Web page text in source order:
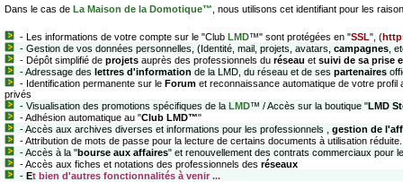
Dans le cas de La Maison de la Domotique™ , nous utilisons cet identifiant pour les
- Les informations de votre compte sur le "Club LMD™" sont protégées en "SSL", (
- Gestion de vos données personnelles, (Identité, mail, projets, avatars, campagnes ,
- Dépôt simplifié de projets auprès des professionnels du réseau et suivi de sa prise
- Adressage des lettres d'information de la LMD, du réseau et de ses partenaires
- Identification permanente sur le Forum et reconnaissance automatique de votre profil
privés
- Visualisation des promotions spécifiques de la LMD™ / Accès sur la boutique "LMD
- Adhésion automatique au "Club LMD™"
- Accès aux archives diverses et informations pour les professionnels , gestion de
- Attribution de mots de passe pour la lecture de certains documents à utilisation réduite.
- Accès à la "bourse aux affaires" et renouvellement des contrats commerciaux pour
- Accès aux fiches et notations des professionnels des réseaux
- Et bien d'autres fonctionnalités à venir ...